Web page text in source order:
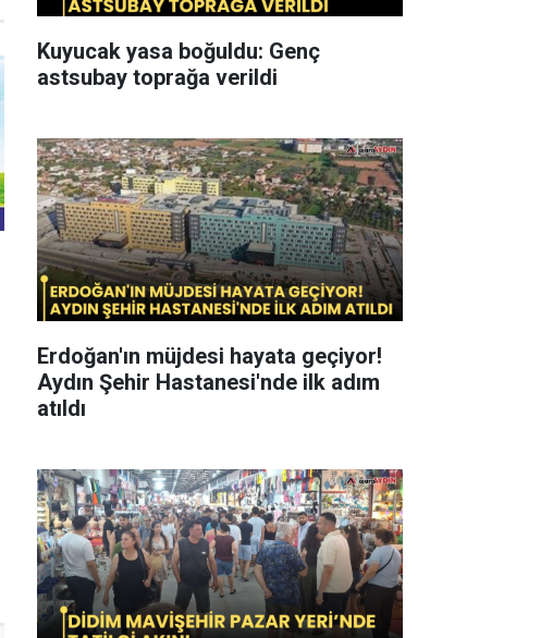
Kuyucak yasa boğuldu: Genç
astsubay toprağa verildi
Erdoğan'ın müjdesi hayata geçiyor!
Aydın Şehir Hastanesi'nde ilk adım
atıldı